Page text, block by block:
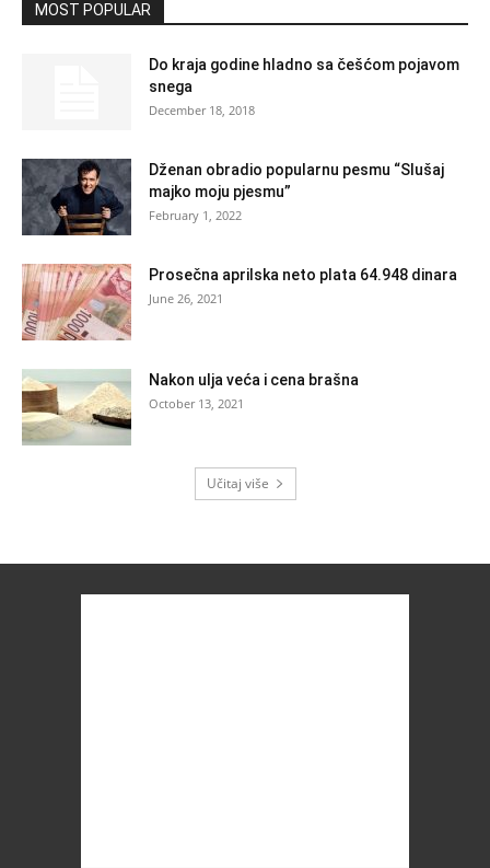
MOST POPULAR
Do kraja godine hladno sa češćom pojavom
snega
December 18, 2018
Dženan obradio popularnu pesmu “Slušaj
majko moju pjesmu”
February 1, 2022
Prosečna aprilska neto plata 64.948 dinara
June 26, 2021
Nakon ulja veća i cena brašna
October 13, 2021
Učitaj više